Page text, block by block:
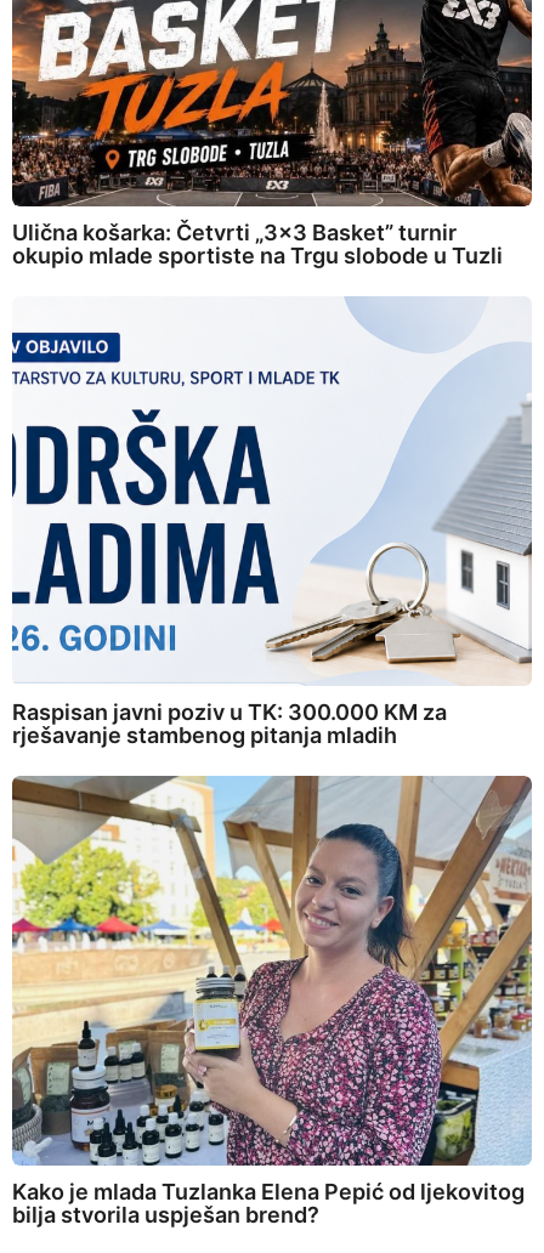
Ulična košarka: Četvrti „3×3 Basket” turnir
okupio mlade sportiste na Trgu slobode u Tuzli
Raspisan javni poziv u TK: 300.000 KM za
rješavanje stambenog pitanja mladih
Kako je mlada Tuzlanka Elena Pepić od ljekovitog
bilja stvorila uspješan brend?